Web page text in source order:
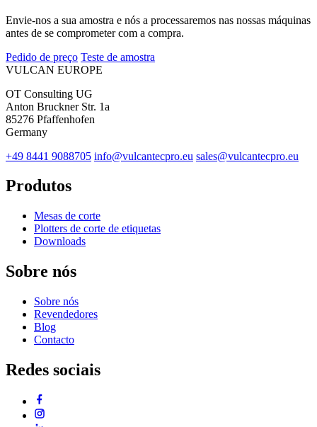
Envie-nos a sua amostra e nós a processaremos nas nossas máquinas
antes de se comprometer com a compra.
Pedido de preço Teste de amostra
VULCAN EUROPE
OT Consulting UG
Anton Bruckner Str. 1a
85276 Pfaffenhofen
Germany
+49 8441 9088705 info@vulcantecpro.eu sales@vulcantecpro.eu
Produtos
Mesas de corte
Plotters de corte de etiquetas
Downloads
Sobre nós
Sobre nós
Revendedores
Blog
Contacto
Redes sociais